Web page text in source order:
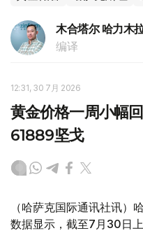
木合塔尔 哈力木
编译
12:31, 30 7月 2026
黄金价格一周小幅
61889坚戈
（哈萨克国际通讯社讯
数据显示，截至7月30日